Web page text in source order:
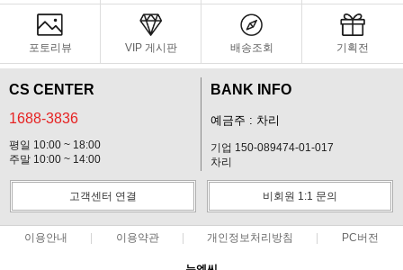
포토리뷰 VIP 게시판 배송조회 기획전
CS CENTER
1688-3836
평일 10:00 ~ 18:00
주말 10:00 ~ 14:00
BANK INFO
예금주 : 차리
기업 150-089474-01-017
차리
고객센터 연결 비회원 1:1 문의
이용안내 이용약관 개인정보처리방침 PC버전